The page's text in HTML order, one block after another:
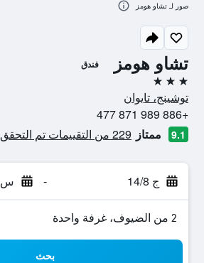
تشاو هومز فندق
3 نجوم
توشينج، تايوان
+886 989 871 477
9.1 ممتاز 229 من التقييمات تم التحقق منها
ج 14/8 - س 15/8
2 من الضيوف، غرفة واحدة
بحث
صور لـ تشاو هومز